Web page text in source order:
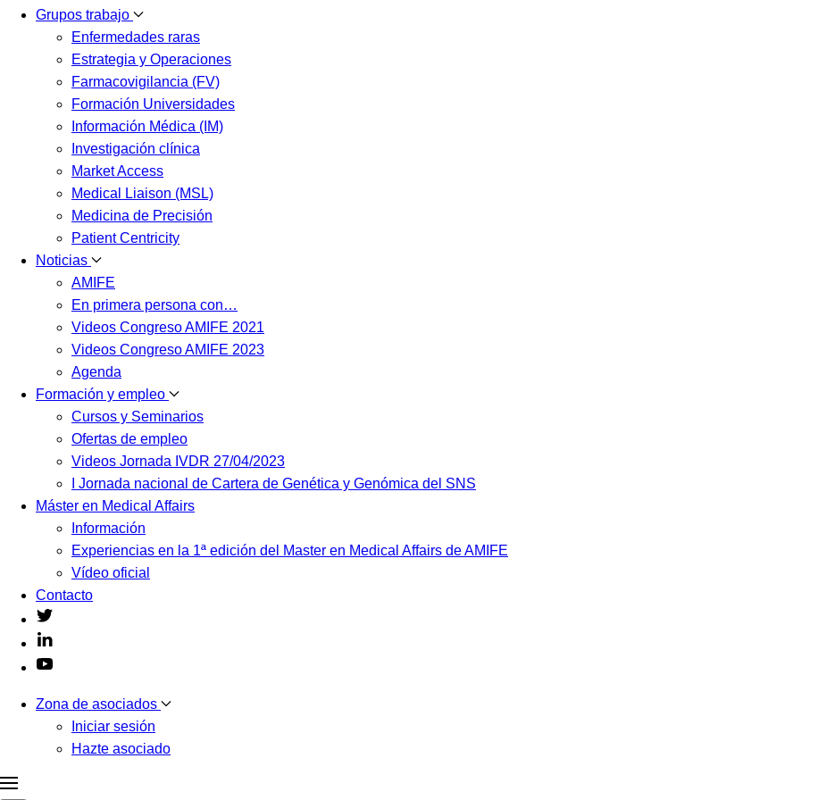
Grupos trabajo
Enfermedades raras
Estrategia y Operaciones
Farmacovigilancia (FV)
Formación Universidades
Información Médica (IM)
Investigación clínica
Market Access
Medical Liaison (MSL)
Medicina de Precisión
Patient Centricity
Noticias
AMIFE
En primera persona con…
Videos Congreso AMIFE 2021
Videos Congreso AMIFE 2023
Agenda
Formación y empleo
Cursos y Seminarios
Ofertas de empleo
Videos Jornada IVDR 27/04/2023
I Jornada nacional de Cartera de Genética y Genómica del SNS
Máster en Medical Affairs
Información
Experiencias en la 1ª edición del Master en Medical Affairs de AMIFE
Vídeo oficial
Contacto
Zona de asociados
Iniciar sesión
Hazte asociado